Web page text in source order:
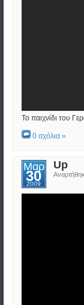
Το παιχνίδι του
0 σχόλια »
Μαρ
30
2009
Up